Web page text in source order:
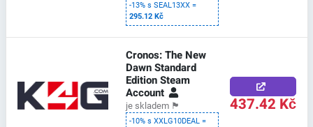
-13% s SEAL13XX =
295.12 Kč
Cronos: The New
Dawn Standard
Edition Steam
Account
je skladem 🏴
-10% s XXLG10DEAL =
437.42 Kč